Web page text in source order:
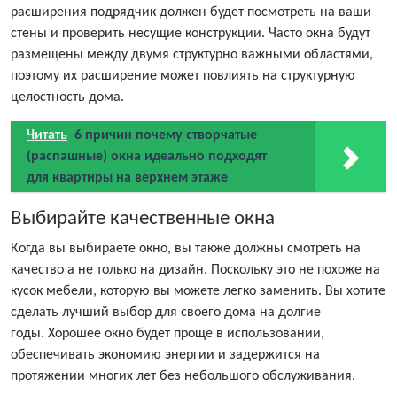
расширения подрядчик должен будет посмотреть на ваши
стены и проверить несущие конструкции. Часто окна будут
размещены между двумя структурно важными областями,
поэтому их расширение может повлиять на структурную
целостность дома.
Читать 6 причин почему створчатые
(распашные) окна идеально подходят
для квартиры на верхнем этаже
Выбирайте качественные окна
Когда вы выбираете окно, вы также должны смотреть на
качество а не только на дизайн. Поскольку это не похоже на
кусок мебели, которую вы можете легко заменить. Вы хотите
сделать лучший выбор для своего дома на долгие
годы. Хорошее окно будет проще в использовании,
обеспечивать экономию энергии и задержится на
протяжении многих лет без небольшого обслуживания.